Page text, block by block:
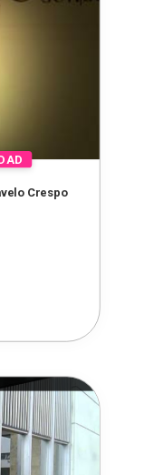
Crespo